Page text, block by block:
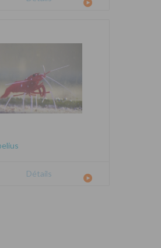
Détails